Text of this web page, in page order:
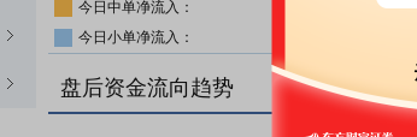
今日中单净流入：
中单净比：
今日小单净流入：
盘后资金流向趋势